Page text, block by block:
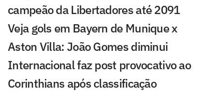
campeão da Libertadores até 2091
Veja gols em Bayern de Munique x
Aston Villa: João Gomes diminui
Internacional faz post provocativo ao
Corinthians após classificação